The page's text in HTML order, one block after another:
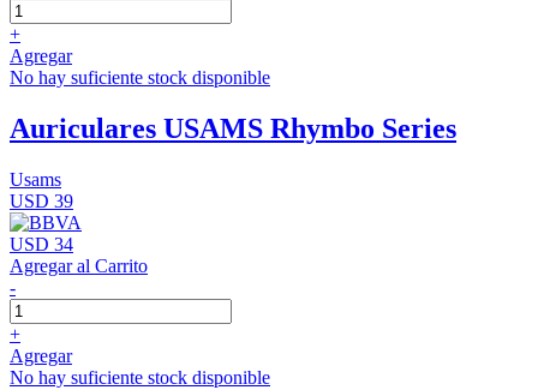
+
Agregar
No hay suficiente stock disponible
Auriculares USAMS Rhymbo Series
Usams
USD 39
USD 34
Agregar al Carrito
-
+
Agregar
No hay suficiente stock disponible